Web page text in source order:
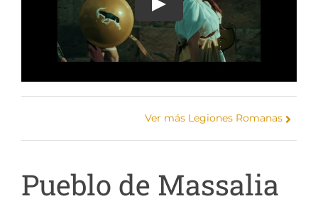
Ver más Legiones Romanas
Pueblo de Massalia